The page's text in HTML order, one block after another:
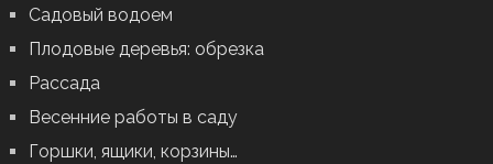
Садовый водоем
Плодовые деревья: обрезка
Рассада
Весенние работы в саду
Горшки, ящики, корзины…